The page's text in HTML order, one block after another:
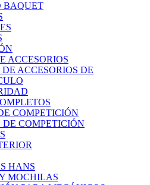
BAQUET
ACCESORIOS
ACCESORIOS DE
COMPETICIÓN
DE COMPETICIÓN
HANS
MOCHILAS